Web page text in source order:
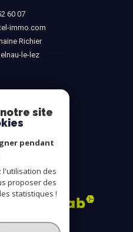
60 07
immo.com
Richier
le-lez
site
pendant
l'utilisation des
proposer des
statistiques !